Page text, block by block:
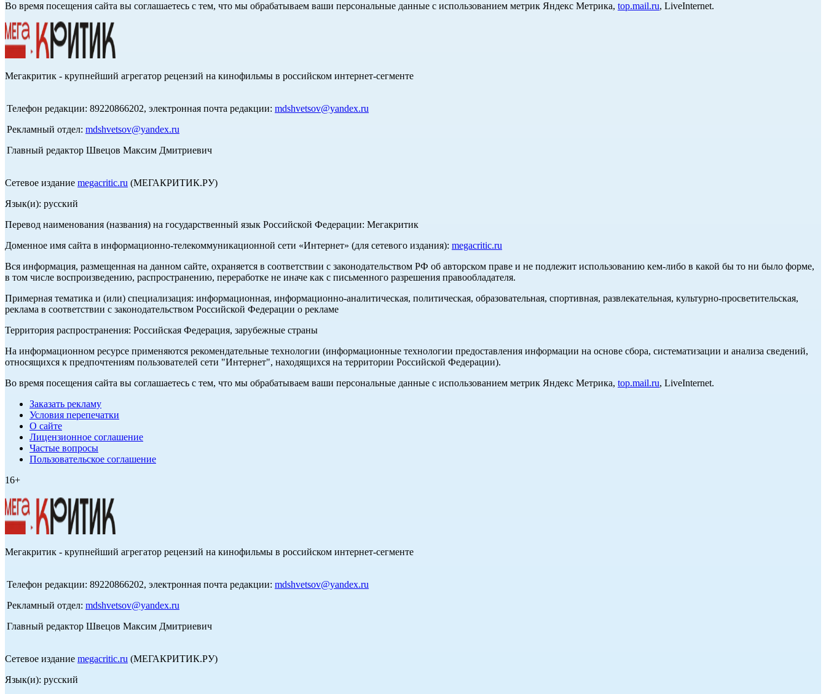
Во время посещения сайта вы соглашаетесь с тем, что мы обрабатываем ваши персональные данные с использованием метрик Яндекс Метрика, top.mail.ru, LiveInternet.
Мегакритик - крупнейший агрегатор рецензий на кинофильмы в российском интернет-сегменте
Телефон редакции: 89220866202, электронная почта редакции: mdshvetsov@yandex.ru
Рекламный отдел: mdshvetsov@yandex.ru
Главный редактор Швецов Максим Дмитриевич
Сетевое издание megacritic.ru (МЕГАКРИТИК.РУ)
Язык(и): русский
Перевод наименования (названия) на государственный язык Российской Федерации: Мегакритик
Доменное имя сайта в информационно-телекоммуникационной сети «Интернет» (для сетевого издания): megacritic.ru
Вся информация, размещенная на данном сайте, охраняется в соответствии с законодательством РФ об авторском праве и не подлежит использованию кем-либо в какой бы то ни было форме,
в том числе воспроизведению, распространению, переработке не иначе как с письменного разрешения правообладателя.
Примерная тематика и (или) специализация: информационная, информационно-аналитическая, политическая, образовательная, спортивная, развлекательная, культурно-просветительская,
реклама в соответствии с законодательством Российской Федерации о рекламе
Территория распространения: Российская Федерация, зарубежные страны
На информационном ресурсе применяются рекомендательные технологии (информационные технологии предоставления информации на основе сбора, систематизации и анализа сведений,
относящихся к предпочтениям пользователей сети "Интернет", находящихся на территории Российской Федерации).
Во время посещения сайта вы соглашаетесь с тем, что мы обрабатываем ваши персональные данные с использованием метрик Яндекс Метрика, top.mail.ru, LiveInternet.
Заказать рекламу
Условия перепечатки
О сайте
Лицензионное соглашение
Частые вопросы
Пользовательское соглашение
16+
Мегакритик - крупнейший агрегатор рецензий на кинофильмы в российском интернет-сегменте
Телефон редакции: 89220866202, электронная почта редакции: mdshvetsov@yandex.ru
Рекламный отдел: mdshvetsov@yandex.ru
Главный редактор Швецов Максим Дмитриевич
Сетевое издание megacritic.ru (МЕГАКРИТИК.РУ)
Язык(и): русский